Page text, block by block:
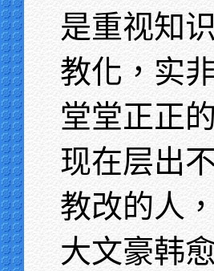
是重视知
教化，实
堂堂正正
现在层出
教改的人
大文豪韩